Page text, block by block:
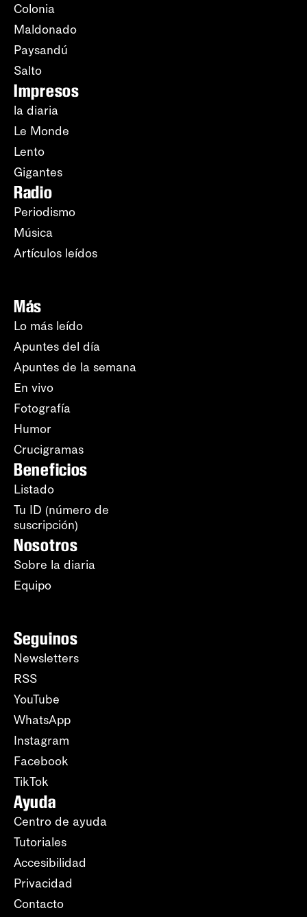
Colonia
Maldonado
Paysandú
Salto
Impresos
la diaria
Le Monde
Lento
Gigantes
Radio
Periodismo
Música
Artículos leídos
Más
Lo más leído
Apuntes del día
Apuntes de la semana
En vivo
Fotografía
Humor
Crucigramas
Beneficios
Listado
Tu ID (número de
suscripción)
Nosotros
Sobre la diaria
Equipo
Seguinos
Newsletters
RSS
YouTube
WhatsApp
Instagram
Facebook
TikTok
Ayuda
Centro de ayuda
Tutoriales
Accesibilidad
Privacidad
Contacto